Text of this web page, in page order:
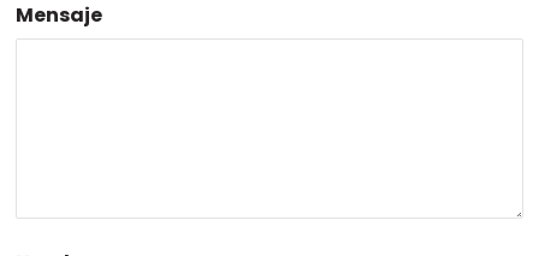
Mensaje